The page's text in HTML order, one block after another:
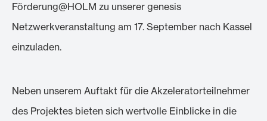
Förderung@HOLM zu unserer genesis
Netzwerkveranstaltung am 17. September nach Kassel
einzuladen.
Neben unserem Auftakt für die Akzeleratorteilnehmer
des Projektes bieten sich wertvolle Einblicke in die